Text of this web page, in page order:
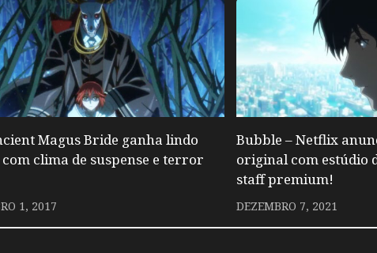
Magus Bride ganha lindo
clima de suspense e terror
1, 2017
Bubble – Netflix
original com estúdio
staff premium!
DEZEMBRO 7, 2021